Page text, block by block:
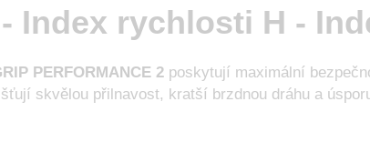
- Index rychlosti H -
PERFORMANCE 2 poskytují maximální
skvělou přilnavost, kratší brzdnou dráhu a